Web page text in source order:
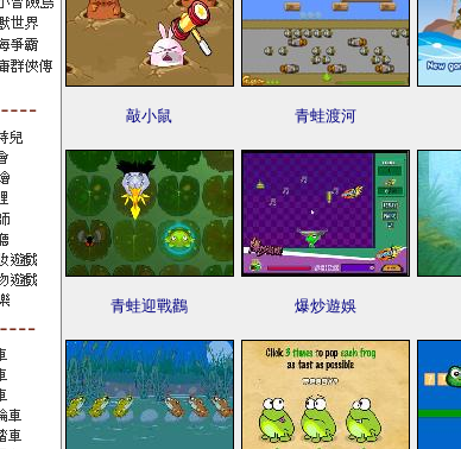
敲小鼠 青蛙渡河
青蛙迎戰鸛 爆炒遊娛